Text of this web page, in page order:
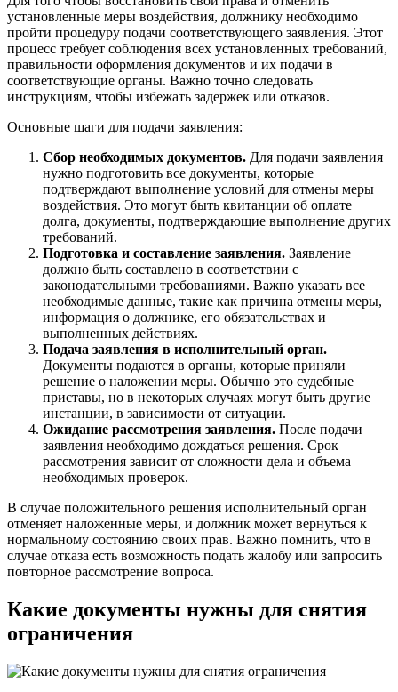
установленные меры воздействия, должнику необходимо
пройти процедуру подачи соответствующего заявления. Этот
процесс требует соблюдения всех установленных требований,
правильности оформления документов и их подачи в
соответствующие органы. Важно точно следовать
инструкциям, чтобы избежать задержек или отказов.
Основные шаги для подачи заявления:
Сбор необходимых документов. Для подачи заявления
нужно подготовить все документы, которые
подтверждают выполнение условий для отмены меры
воздействия. Это могут быть квитанции об оплате
долга, документы, подтверждающие выполнение других
требований.
Подготовка и составление заявления. Заявление
должно быть составлено в соответствии с
законодательными требованиями. Важно указать все
необходимые данные, такие как причина отмены меры,
информация о должнике, его обязательствах и
выполненных действиях.
Подача заявления в исполнительный орган.
Документы подаются в органы, которые приняли
решение о наложении меры. Обычно это судебные
приставы, но в некоторых случаях могут быть другие
инстанции, в зависимости от ситуации.
Ожидание рассмотрения заявления. После подачи
заявления необходимо дождаться решения. Срок
рассмотрения зависит от сложности дела и объема
необходимых проверок.
В случае положительного решения исполнительный орган
отменяет наложенные меры, и должник может вернуться к
нормальному состоянию своих прав. Важно помнить, что в
случае отказа есть возможность подать жалобу или запросить
повторное рассмотрение вопроса.
Какие документы нужны для снятия
ограничения